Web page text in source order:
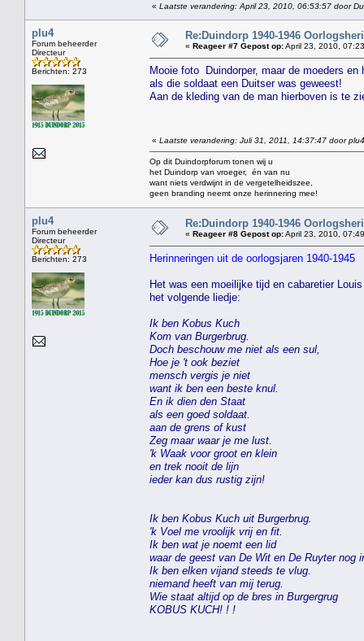
« Laatste verandering: April 23, 2010, 06:53:57 door
plu4
Forum beheerder
Directeur
Berichten: 273
Re:Duindorp 1940-1946
« Reageer #7 Gepost op:April 23, 2010,
Mooie foto Duindorper, maar de moeders
als die soldaat een Duitser was geweest!
Aan de kleding van de man hierboven is te
« Laatste verandering: Juli 31, 2011, 14:37:47 door plu4
Op dit Duindorpforum tonen wij u
het Duindorp van vroeger, én van nu
want niets verdwijnt in de vergetelheidszee,
geen branding neemt onze herinnering mee!
plu4
Forum beheerder
Directeur
Berichten: 273
Re:Duindorp 1940-1946
« Reageer #8 Gepost op:April 23, 2010,
Herinneringen uit de oorlogsjaren 1940-1945
Het was een moeilijke tijd en cabaretier
het volgende liedje:
Ik ben Kobus Kuch
Kom van Burgerbrug.
Doch beschouw me niet als een sul,
Hoe je 't ook beziet
mensch vergis je niet
want ik ben een beste knul.
En ik dien den Staat
als een goed soldaat.
aan de grens of kust
Zeg maar waar je me lust.
'k Waak voor groot en klein
en trek nooit de lijn
ieder kan dus rustig zijn!
Ik ben Kobus Kuch uit Burgerbrug.
'k Voel me vroolijk vrij en fit.
Ik ben wat je noemt een lid
waar de geest van De Wit en De Ruyter nog
Ik ben elken vijand steeds te vlug.
niemand heeft van mij terug.
Wie staat altijd op de bres in Burgergrug
KOBUS KUCH! ! !